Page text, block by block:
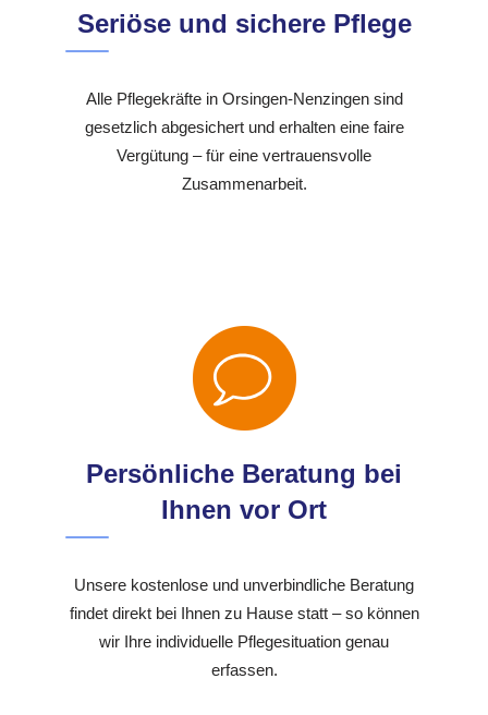
Seriöse und sichere Pflege
Alle Pflegekräfte in Orsingen-Nenzingen sind
gesetzlich abgesichert und erhalten eine faire
Vergütung – für eine vertrauensvolle
Zusammenarbeit.
Persönliche Beratung bei
Ihnen vor Ort
Unsere kostenlose und unverbindliche Beratung
findet direkt bei Ihnen zu Hause statt – so können
wir Ihre individuelle Pflegesituation genau
erfassen.